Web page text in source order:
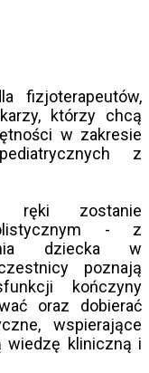
fizjoterapeutów,
którzy chcą
w zakresie
z
ręki zostanie
- z
dziecka w
poznają
kończyny
oraz dobierać
wspierające
wiedzę kliniczną i